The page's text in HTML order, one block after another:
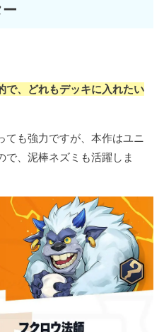
で、どれもデッキに入れたい
ても強力ですが、本作はユニ
で、泥棒ネズミも活躍しま